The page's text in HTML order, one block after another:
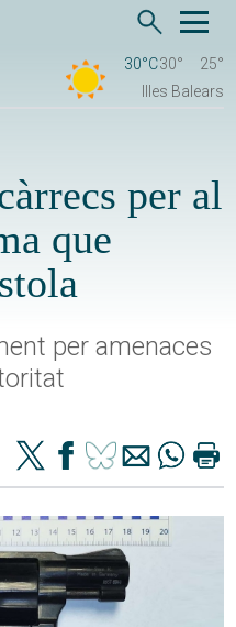
30°C30°
25°
Illes Balears
per al
que
per amenaces